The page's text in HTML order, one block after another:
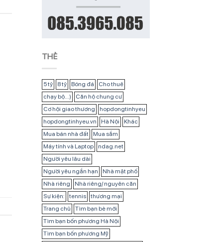
THẺ
5 tỷ 8 tỷ Bóng đá
Cho thuê
chạy bộ...)
Căn hộ chung cư
Cơ hội giao thương
hopdongtinhyeu
hopdongtinhyeu.vn
Hà Nội
Khác
Mua bán nhà đất
Mua sắm
Máy tính và Laptop
ndag.net
Người yêu lâu dài
Người yêu ngắn hạn
Nhà mặt phố
Nhà riêng
Nhà riêng/ nguyên căn
Sự kiện:
tennis
thương mại
Trang chủ
Tìm bạn bè mới
Tìm bạn bốn phương Hà Nội
Tìm bạn bốn phương Mỹ